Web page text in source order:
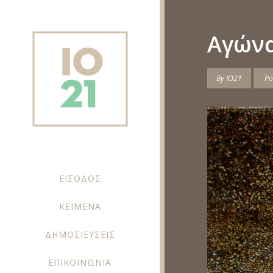
ΕΙΣΟΔΟΣ
ΚΕΙΜΕΝΑ
ΔΗΜΟΣΙΕΥΣΕΙΣ
ΕΠΙΚΟΙΝΩΝΙΑ
ByIO21